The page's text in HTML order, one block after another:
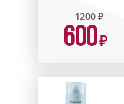
1200₽
600₽